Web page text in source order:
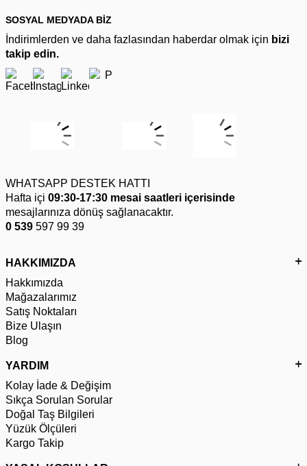
SOSYAL MEDYADA BİZ
İndirimlerden ve daha fazlasından haberdar olmak için bizi
takip edin.
WHATSAPP DESTEK HATTI
Hafta içi 09:30-17:30 mesai saatleri içerisinde
mesajlarınıza dönüş sağlanacaktır.
0 539 597 99 39
HAKKIMIZDA
Hakkımızda
Mağazalarımız
Satış Noktaları
Bize Ulaşın
Blog
YARDIM
Kolay İade & Değişim
Sıkça Sorulan Sorular
Doğal Taş Bilgileri
Yüzük Ölçüleri
Kargo Takip